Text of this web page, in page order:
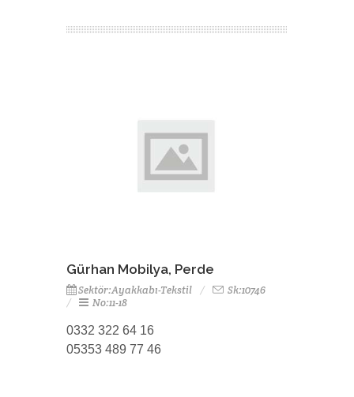
Gürhan Mobilya, Perde
Sektör:Ayakkabı-Tekstil
Sk:10746
No:11-18
0332 322 64 16
05353 489 77 46